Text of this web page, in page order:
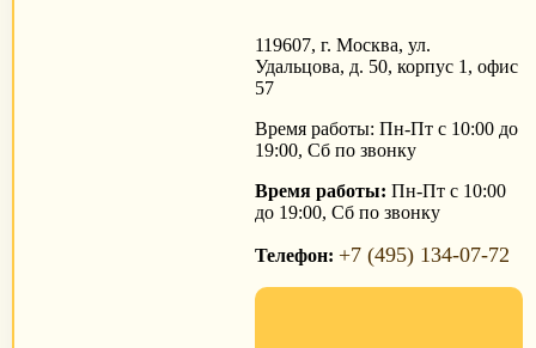
119607, г. Москва, ул.
Удальцова, д. 50, корпус 1, офис
57
Время работы: Пн-Пт с 10:00 до
19:00, Сб по звонку
Время работы: Пн-Пт с 10:00
до 19:00, Сб по звонку
Телефон: +7 (495) 134-07-72